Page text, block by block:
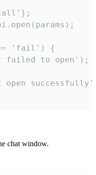
'fail') {
failed to open');
open
chat window.